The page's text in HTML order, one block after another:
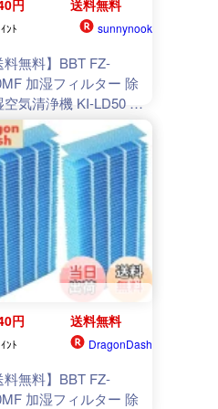
円 送料無料
ﾝﾄ sunnynook
料無料】BBT FZ-
加湿フィルター 除
空気清浄機 KI-LD50 フ
ー KI-NS40 加湿空気
機 KI-ND50 除加湿 KI-
KI-JS40 KI-LS40 空
浄機 互換 2枚入り
円 送料無料
ﾝﾄ DragonDash
料無料】BBT FZ-
加湿フィルター 除